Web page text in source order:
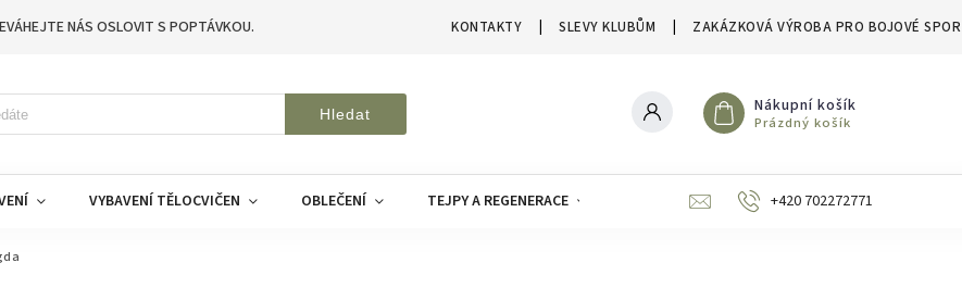
NÁS OSLOVIT S POPTÁVKOU. KONTAKTY SLEVY KLUBŮM ZAKÁZKOVÁ VÝROBA PRO BOJOVÉ
Hledat Nákupní košík
Prázdný košík
VYBAVENÍ TĚLOCVIČEN OBLEČENÍ TEJPY A REGENERACE SLEVY A VÝPRODEJE
+420 702272771